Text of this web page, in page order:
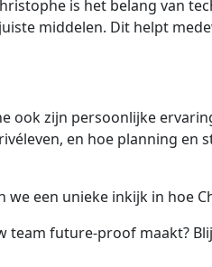
is het belang van
middelen. Dit helpt
ook zijn persoonlijke
en hoe planning
een unieke inkijk in hoe
team future-proof maakt?